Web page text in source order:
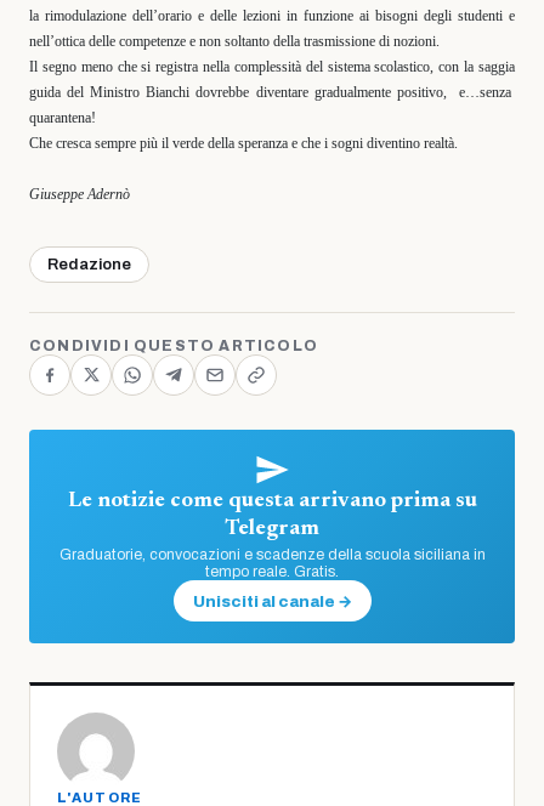
la rimodulazione dell’orario e delle lezioni in funzione ai bisogni degli studenti e
nell’ottica delle competenze e non soltanto della trasmissione di nozioni.
Il segno meno che si registra nella complessità del sistema scolastico, con la saggia
guida del Ministro Bianchi dovrebbe diventare gradualmente positivo,
e…senza
quarantena!
Che cresca sempre più il verde della speranza e che i sogni diventino realtà.
Giuseppe Adernò
Redazione
CONDIVIDI QUESTO ARTICOLO
Le notizie come questa arrivano prima su
Telegram
Graduatorie, convocazioni e scadenze della scuola siciliana in
tempo reale. Gratis.
Unisciti al canale →
L'AUTORE